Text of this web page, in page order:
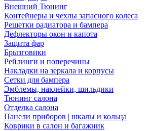
Внешний Тюнинг
Контейнеры и чехлы запасного колеса
Решетки радиатора и бампера
Дефлекторы окон и капота
Защита фар
Брызговики
Рейлинги и поперечины
Накладки на зеркала и корпусы
Сетки для бампера
Эмблемы, наклейки, шильдики
Тюнинг салона
Отделка салона
Панели приборов | шкалы и кольца
Коврики в салон и багажник